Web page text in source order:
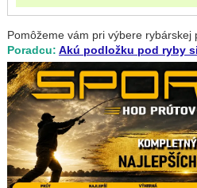
Pomôžeme vám pri výbere rybárskej
Poradcu: Akú podložku pod ryby